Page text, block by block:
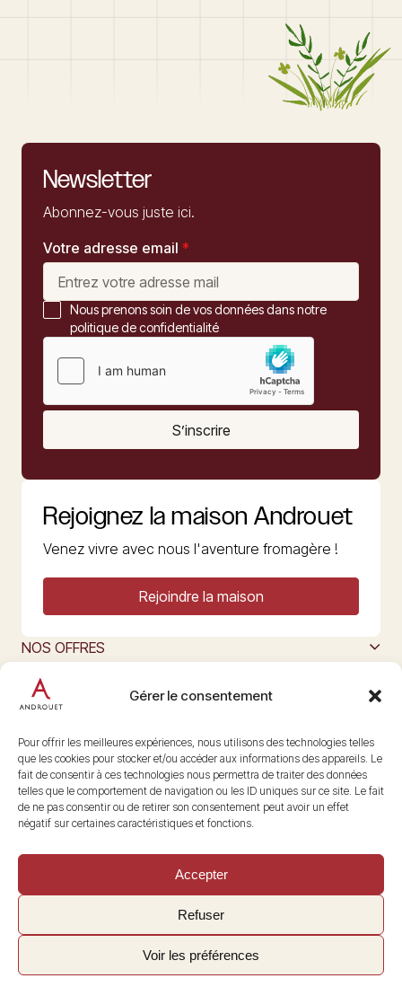
Gérer le consentement
Pour offrir les meilleures expériences, nous utilisons des technologies telles
que les cookies pour stocker et/ou accéder aux informations des appareils. Le
fait de consentir à ces technologies nous permettra de traiter des données
telles que le comportement de navigation ou les ID uniques sur ce site. Le fait
de ne pas consentir ou de retirer son consentement peut avoir un effet
négatif sur certaines caractéristiques et fonctions.
Accepter
Refuser
Voir les préférences
Newsletter
Abonnez-vous juste ici.
Votre adresse email *
Nous prenons soin de vos données dans notre
politique de confidentialité
S’inscrire
Rejoignez la maison Androuet
Venez vivre avec nous l'aventure fromagère !
Rejoindre la maison
NOS OFFRES
L’ART DU FROMAGE
Nous suivre
@maisonandrouet
Copyright © 2026 Androuet
Site parMake the Grade